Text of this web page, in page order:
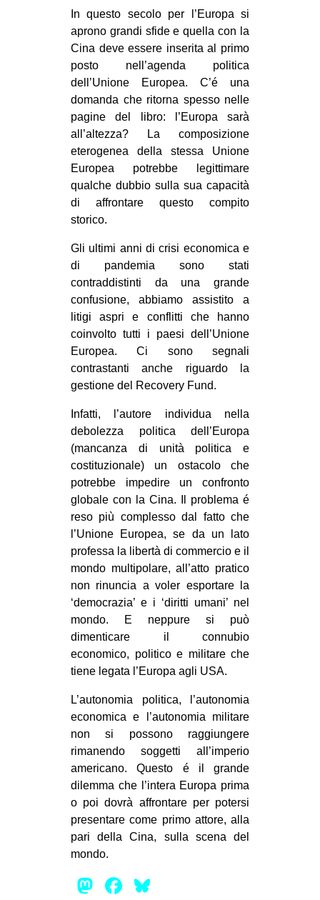
CULTURE
ARTE
CINEMA
MANIFESTI
MUSICA
RECENSIONI
INTERNAZIONALE
AFRICA
ESTREMO ORIENTE
EUROPA
MEDIO ORIENTE
MONDO
EVENTI
in
Fb
tw
SEARCH
In questo secolo per l’Europa si
aprono grandi sfide e quella con la
Cina deve essere inserita al primo
posto nell’agenda politica
dell’Unione Europea. C’é una
domanda che ritorna spesso nelle
pagine del libro: l’Europa sarà
all’altezza? La composizione
eterogenea della stessa Unione
Europea potrebbe legittimare
qualche dubbio sulla sua capacità
di affrontare questo compito
storico.
Gli ultimi anni di crisi economica e
di pandemia sono stati
contraddistinti da una grande
confusione, abbiamo assistito a
litigi aspri e conflitti che hanno
coinvolto tutti i paesi dell’Unione
Europea. Ci sono segnali
contrastanti anche riguardo la
gestione del Recovery Fund.
Infatti, l’autore individua nella
debolezza politica dell’Europa
(mancanza di unità politica e
costituzionale) un ostacolo che
potrebbe impedire un confronto
globale con la Cina. Il problema é
reso più complesso dal fatto che
l’Unione Europea, se da un lato
professa la libertà di commercio e il
mondo multipolare, all’atto pratico
non rinuncia a voler esportare la
‘democrazia’ e i ‘diritti umani’ nel
mondo. E neppure si può
dimenticare il connubio
economico, politico e militare che
tiene legata l’Europa agli USA.
L’autonomia politica, l’autonomia
economica e l’autonomia militare
non si possono raggiungere
rimanendo soggetti all’imperio
americano. Questo é il grande
dilemma che l’intera Europa prima
o poi dovrà affrontare per potersi
presentare come primo attore, alla
pari della Cina, sulla scena del
mondo.
Mastodon
Facebook